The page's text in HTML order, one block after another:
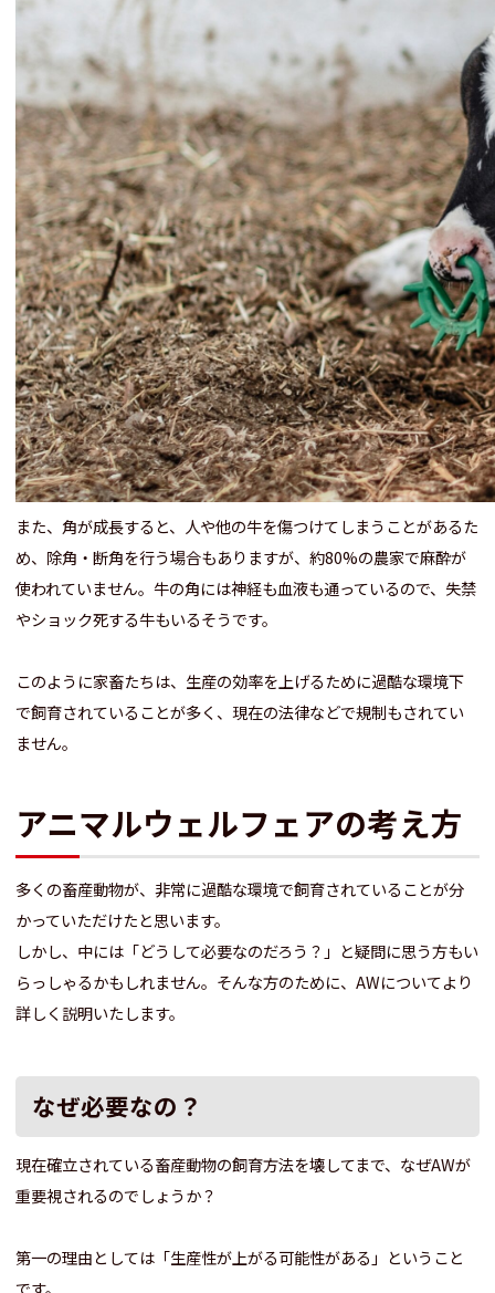
また、角が成長すると、人や他の牛を傷つけてしまうことがあるた
め、除角・断角を行う場合もありますが、約80%の農家で麻酔が
使われていません。牛の角には神経も血液も通っているので、失禁
やショック死する牛もいるそうです。
このように家畜たちは、生産の効率を上げるために過酷な環境下
で飼育されていることが多く、現在の法律などで規制もされてい
ません。
アニマルウェルフェアの考え方
多くの畜産動物が、非常に過酷な環境で飼育されていることが分
かっていただけたと思います。
しかし、中には「どうして必要なのだろう？」と疑問に思う方もい
らっしゃるかもしれません。そんな方のために、AWについてより
詳しく説明いたします。
なぜ必要なの？
現在確立されている畜産動物の飼育方法を壊してまで、なぜAWが
重要視されるのでしょうか？
第一の理由としては「生産性が上がる可能性がある」ということ
です。